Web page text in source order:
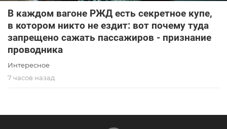
В каждом вагоне РЖД есть секретное купе,
в котором никто не ездит: вот почему туда
запрещено сажать пассажиров - признание
проводника
Интересное
7 часов назад